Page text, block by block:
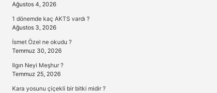
Ağustos 4, 2026
1 dönemde kaç AKTS vardı ?
Ağustos 3, 2026
İsmet Özel ne okudu ?
Temmuz 30, 2026
Ilgın Neyi Meşhur ?
Temmuz 25, 2026
Kara yosunu çiçekli bir bitki midir ?